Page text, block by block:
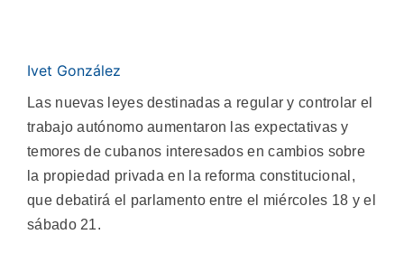
Ivet González
Las nuevas leyes destinadas a regular y controlar el
trabajo autónomo aumentaron las expectativas y
temores de cubanos interesados en cambios sobre
la propiedad privada en la reforma constitucional,
que debatirá el parlamento entre el miércoles 18 y el
sábado 21.